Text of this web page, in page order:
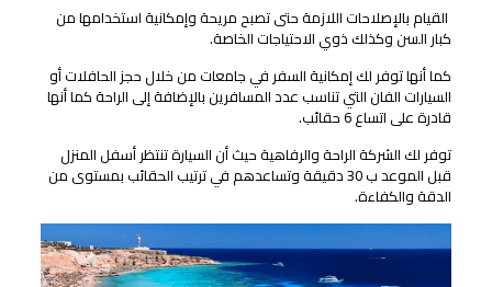
القيام بالإصلاحات اللازمة حتى تصبح مريحة وإمكانية استخدامها من
كبار السن وكذلك ذوي الاحتياجات الخاصة.
كما أنها توفر لك إمكانية السفر في جامعات من خلال حجز الحافلات أو
السيارات الفان التي تناسب عدد المسافرين بالإضافة إلى الراحة كما أنها
قادرة على اتساع 6 حقائب.
توفر لك الشركة الراحة والرفاهية حيث أن السيارة تنتظر أسفل المنزل
قبل الموعد ب 30 دقيقة وتساعدهم في ترتيب الحقائب بمستوى من
الدقة والكفاءة.